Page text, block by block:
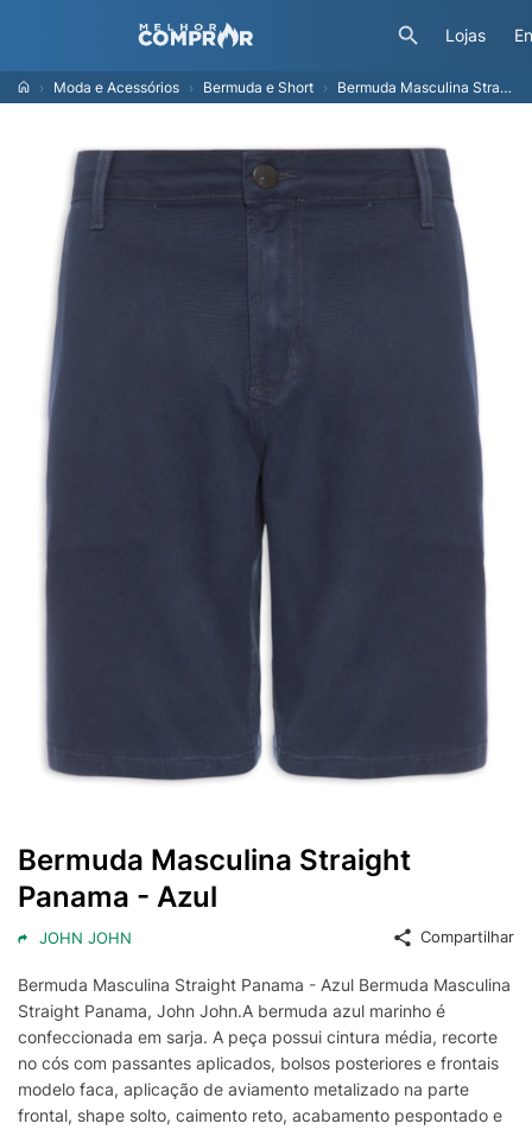
Lojas
Moda e Acessórios Bermuda e Short Bermuda Masculina Straight Panama - Azul
Bermuda Masculina Straight
Panama - Azul
JOHN JOHN Compartilhar
Bermuda Masculina Straight Panama - Azul Bermuda Masculina
Straight Panama, John John.A bermuda azul marinho é
confeccionada em sarja. A peça possui cintura média, recorte
no cós com passantes aplicados, bolsos posteriores e frontais
modelo faca, aplicação de aviamento metalizado na parte
frontal, shape solto, caimento reto, acabamento pespontado e